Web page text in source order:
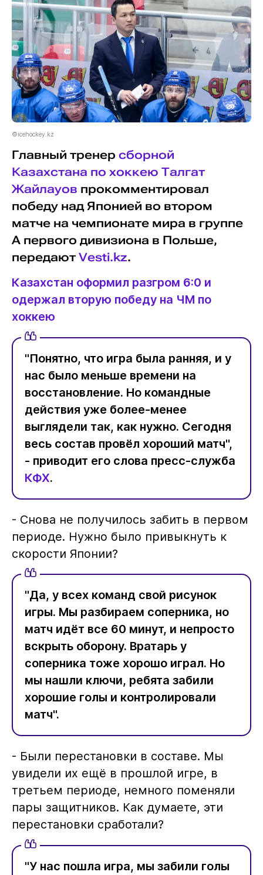
©icehockey.kz
Главный тренер сборной
Казахстана по хоккею Талгат
Жайлауов прокомментировал
победу над Японией во втором
матче на чемпионате мира в группе
А первого дивизиона в Польше,
передают Vesti.kz.
Казахстан оформил разгром 6:0 и
одержал вторую победу на ЧМ по
хоккею
"Понятно, что игра была ранняя, и у
нас было меньше времени на
восстановление. Но командные
действия уже более-менее
выглядели так, как нужно. Сегодня
весь состав провёл хороший матч",
- приводит его слова пресс-служба
КФХ.
- Снова не получилось забить в первом
периоде. Нужно было привыкнуть к
скорости Японии?
"Да, у всех команд свой рисунок
игры. Мы разбираем соперника, но
матч идёт все 60 минут, и непросто
вскрыть оборону. Вратарь у
соперника тоже хорошо играл. Но
мы нашли ключи, ребята забили
хорошие голы и контролировали
матч".
- Были перестановки в составе. Мы
увидели их ещё в прошлой игре, в
третьем периоде, немного поменяли
пары защитников. Как думаете, эти
перестановки сработали?
"У нас пошла игра, мы забили голы